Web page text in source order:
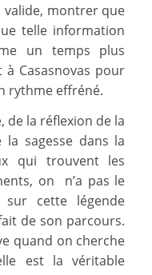
valide, montrer que
telle information
un temps plus
Casasnovas pour
rythme effréné.
de la réflexion de la
sagesse dans la
qui trouvent les
on n’a pas le
cette légende
de son parcours.
quand on cherche
est la véritable